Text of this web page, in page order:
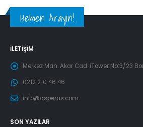
Hemen Arayın!
İLETIŞIM
Merkez Mah. Akar Cad. iTower No:3/23
0212 210 46 46
info@asperas.com
SON YAZILAR